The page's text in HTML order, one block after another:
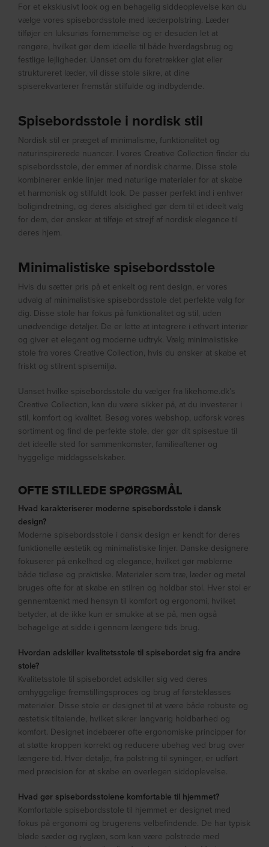
For et eksklusivt look og en behagelig siddeoplevelse kan du
vælge vores spisebordsstole med læderpolstring. Læder
tilføjer en luksuriøs fornemmelse og er desuden let at
rengøre, hvilket gør dem ideelle til både hverdagsbrug og
festlige lejligheder. Uanset om du foretrækker glat eller
struktureret læder, vil disse stole sikre, at dine
spiserekvarterer fremstår stilfulde og indbydende.
Spisebordsstole i nordisk stil
Nordisk stil er præget af minimalisme, funktionalitet og
naturinspirerede nuancer. I vores Creative Collection finder du
spisebordsstole, der emmer af nordisk charme. Disse stole
kombinerer enkle linjer med naturlige materialer for at skabe
et harmonisk og stilfuldt look. De passer perfekt ind i enhver
boligindretning, og deres alsidighed gør dem til et ideelt valg
for dem, der ønsker at tilføje et strejf af nordisk elegance til
deres hjem.
Minimalistiske spisebordsstole
Hvis du sætter pris på et enkelt og rent design, er vores
udvalg af minimalistiske spisebordsstole det perfekte valg for
dig. Disse stole har fokus på funktionalitet og stil, uden
unødvendige detaljer. De er lette at integrere i ethvert interiør
og giver et elegant og moderne udtryk. Vælg minimalistiske
stole fra vores Creative Collection, hvis du ønsker at skabe et
friskt og stilrent spisemiljø.
Uanset hvilke spisebordsstole du vælger fra likehome.dk’s
Creative Collection, kan du være sikker på, at du investerer i
stil, komfort og kvalitet. Besøg vores webshop, udforsk vores
sortiment og find de perfekte stole, der gør dit spisestue til
det ideelle sted for sammenkomster, familieaftener og
hyggelige middagsselskaber.
OFTE STILLEDE SPØRGSMÅL
Hvad karakteriserer moderne spisebordsstole i dansk
design?
Moderne spisebordsstole i dansk design er kendt for deres
funktionelle æstetik og minimalistiske linjer. Danske designere
fokuserer på enkelhed og elegance, hvilket gør møblerne
både tidløse og praktiske. Materialer som træ, læder og metal
bruges ofte for at skabe en stilren og holdbar stol. Hver stol er
gennemtænkt med hensyn til komfort og ergonomi, hvilket
betyder, at de ikke kun er smukke at se på, men også
behagelige at sidde i gennem længere tids brug.
Hvordan adskiller kvalitetsstole til spisebordet sig fra andre
stole?
Kvalitetsstole til spisebordet adskiller sig ved deres
omhyggelige fremstillingsproces og brug af førsteklasses
materialer. Disse stole er designet til at være både robuste og
æstetisk tiltalende, hvilket sikrer langvarig holdbarhed og
komfort. Designet indebærer ofte ergonomiske principper for
at støtte kroppen korrekt og reducere ubehag ved brug over
længere tid. Hver detalje, fra polstring til syninger, er udført
med præcision for at skabe en overlegen siddoplevelse.
Hvad gør spisebordsstolene komfortable til hjemmet?
Komfortable spisebordsstole til hjemmet er designet med
fokus på ergonomi og brugerens velbefindende. De har typisk
bløde sæder og ryglæn, som kan være polstrede med